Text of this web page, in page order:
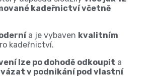
kadeřnictví včetně
a je vybaven kvalitním
kadeřnictví.
lze po dohodě odkoupit a
v podnikání pod vlastní